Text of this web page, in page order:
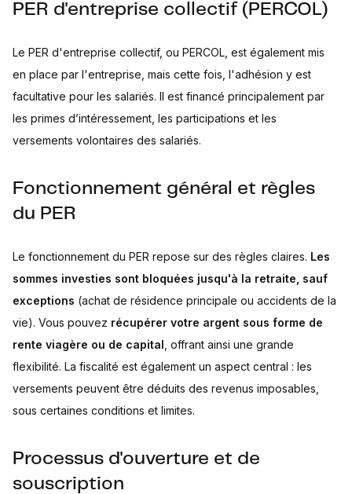
PER d'entreprise collectif (PERCOL)
Le PER d'entreprise collectif, ou PERCOL, est également mis
en place par l'entreprise, mais cette fois, l'adhésion y est
facultative pour les salariés. Il est financé principalement par
les primes d’intéressement, les participations et les
versements volontaires des salariés.
Fonctionnement général et règles
du PER
Le fonctionnement du PER repose sur des règles claires. Les
sommes investies sont bloquées jusqu'à la retraite, sauf
exceptions (achat de résidence principale ou accidents de la
vie). Vous pouvez récupérer votre argent sous forme de
rente viagère ou de capital , offrant ainsi une grande
flexibilité. La fiscalité est également un aspect central : les
versements peuvent être déduits des revenus imposables,
sous certaines conditions et limites.
Processus d'ouverture et de
souscription